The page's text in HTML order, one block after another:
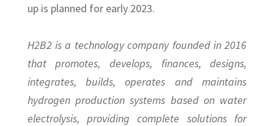
up is planned for early 2023.
H2B2 is a technology company founded in 2016
that promotes, develops, finances, designs,
integrates, builds, operates and maintains
hydrogen production systems based on water
electrolysis, providing complete solutions for